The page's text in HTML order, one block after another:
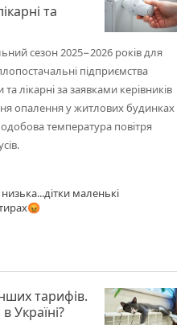
цін на природний газ
2025 року до 31 березня 2026
"опалювальним періодом")", -
що це лише технічна
за планом. Кабмін уже ухвалив
початку і завершення
повітря в регіоні опускається
періоду для
На початок і закінчення
та
сезон 2025−2026 років для
підприємства
лікарні за заявками керівників
опалення у житлових будинках
температура повітря
маленькі
тарифів.
Україні?